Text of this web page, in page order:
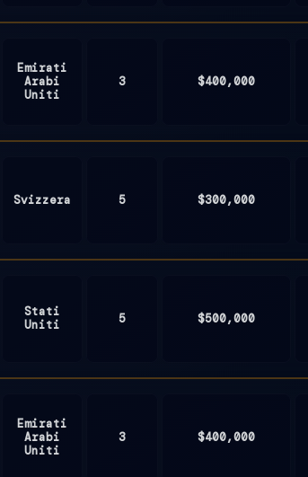
the
Emirati
Arabi
Uniti
3 $400,000
Svizzera 5 $300,000
Stati
Uniti
5 $500,000
Emirati
Arabi
Uniti
3 $400,000